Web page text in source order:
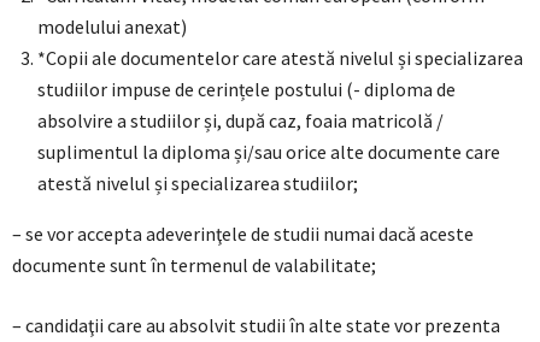
modelului anexat)
*Copii ale documentelor care atestă nivelul și specializarea
studiilor impuse de cerințele postului (- diploma de
absolvire a studiilor și, după caz, foaia matricolă /
suplimentul la diploma și/sau orice alte documente care
atestă nivelul și specializarea studiilor;
– se vor accepta adeverinţele de studii numai dacă aceste
documente sunt în termenul de valabilitate;
– candidaţii care au absolvit studii în alte state vor prezenta